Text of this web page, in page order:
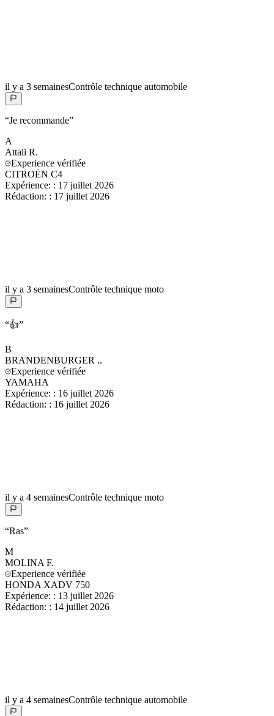
il y a 3 semainesContrôle technique automobile
“Je recommande”
A
Attali R.
Experience vérifiée
CITROËN C4
Expérience: : 17 juillet 2026
Rédaction: : 17 juillet 2026
il y a 3 semainesContrôle technique moto
“👍”
B
BRANDENBURGER ..
Experience vérifiée
YAMAHA
Expérience: : 16 juillet 2026
Rédaction: : 16 juillet 2026
il y a 4 semainesContrôle technique moto
“Ras”
M
MOLINA F.
Experience vérifiée
HONDA XADV 750
Expérience: : 13 juillet 2026
Rédaction: : 14 juillet 2026
il y a 4 semainesContrôle technique automobile